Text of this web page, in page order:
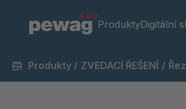
ProduktyDigitální
Produkty / ZVEDACÍ ŘEŠENÍ /